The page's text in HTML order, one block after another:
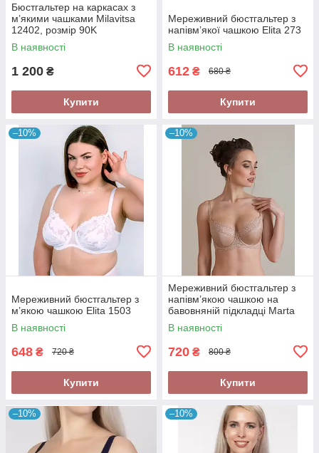
Бюстгальтер на каркасах з
м’якими чашками Milavitsa
12402, розмір 90K
В наявності
1 200 ₴
Купити
Мереживний бюстгальтер з
напівм’якої чашкою Elita 273
В наявності
612 ₴ 680 ₴
Купити
–10%
Мереживний бюстгальтер з
м’якою чашкою Elita 1503
В наявності
648 ₴ 720 ₴
Купити
–10%
Мереживний бюстгальтер з
напівм’якою чашкою на
бавовняній підкладці Marta
Lingerie 266
В наявності
720 ₴ 800 ₴
Купити
–10% –10%